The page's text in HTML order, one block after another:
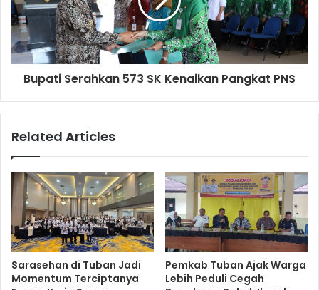
Bupati Serahkan 573 SK Kenaikan Pangkat PNS
Related Articles
Sarasehan di Tuban Jadi
Momentum Terciptanya
Pemkab Tuban Ajak Warga
Lebih Peduli Cegah